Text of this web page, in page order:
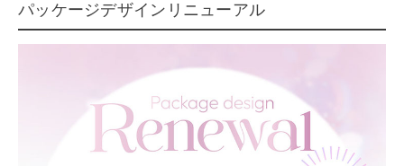
パッケージデザインリニューアル